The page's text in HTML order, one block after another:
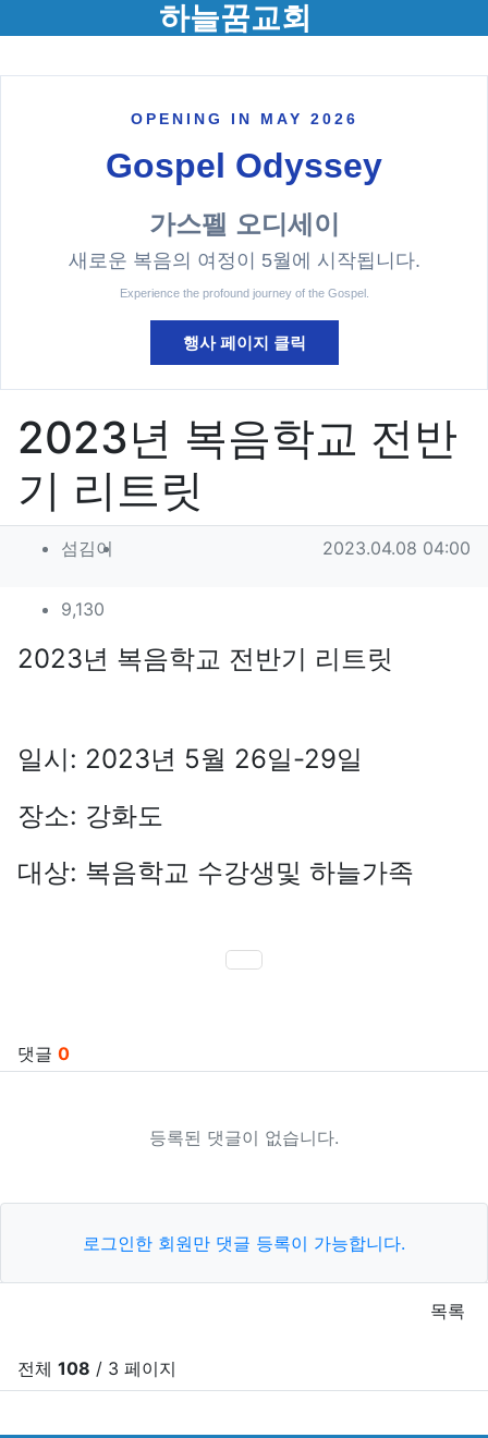
하늘꿈교회
OPENING IN MAY 2026
Gospel Odyssey
가스펠 오디세이
새로운 복음의 여정이 5월에 시작됩니다.
Experience the profound journey of the Gospel.
행사 페이지 클릭
2023년 복음학교 전반
기 리트릿
작성자 정보
섬김이 작성일
2023.04.08 04:00
컨텐츠 정보
9,130
본문
2023년 복음학교 전반기 리트릿
일시: 2023년 5월 26일-29일
장소: 강화도
대상: 복음학교 수강생및 하늘가족
SNS 공유
댓글 0
등록된 댓글이 없습니다.
로그인한 회원만 댓글 등록이 가능합니다.
목록
전체 108 / 3 페이지